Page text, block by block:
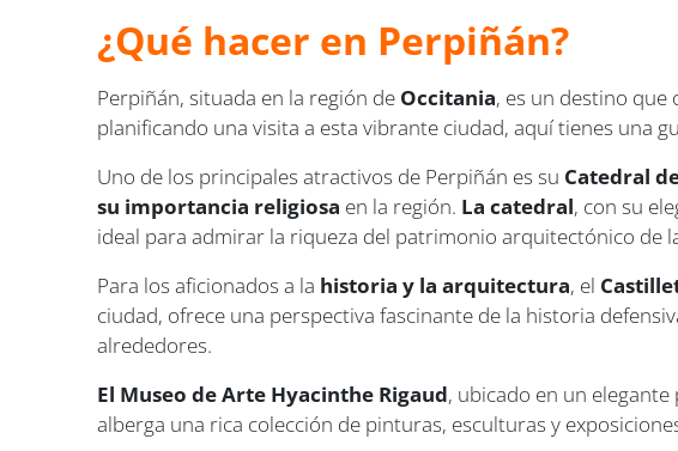
¿Qué hacer en Perpiñán?
Perpiñán, situada en la región de Occitania, es un destino que
planificando una visita a esta vibrante ciudad, aquí tienes una
Uno de los principales atractivos de Perpiñán es su Catedral
su importancia religiosa en la región. La catedral, con su
ideal para admirar la riqueza del patrimonio arquitectónico de
Para los aficionados a la historia y la arquitectura, el
ciudad, ofrece una perspectiva fascinante de la historia
alrededores.
El Museo de Arte Hyacinthe Rigaud, ubicado en un
alberga una rica colección de pinturas, esculturas y